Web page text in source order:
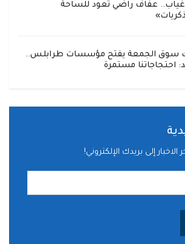
عفاف راضي تعود للساحة
سوق الجمعة يفتح مؤسسات طرابلس..
احتجاجاتنا مستمرة
إلى بريدك الإلكتروني!